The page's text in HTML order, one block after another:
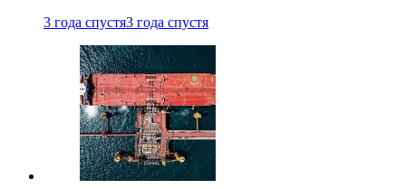
3 года спустя3 года спустя